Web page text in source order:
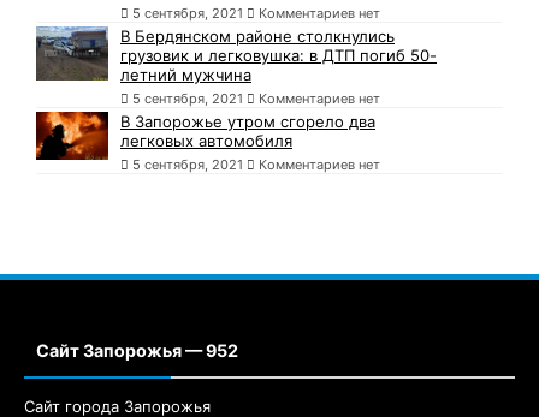
5 сентября, 2021 Комментариев нет
В Бердянском районе столкнулись
грузовик и легковушка: в ДТП погиб 50-
летний мужчина
5 сентября, 2021 Комментариев нет
В Запорожье утром сгорело два
легковых автомобиля
5 сентября, 2021 Комментариев нет
Сайт Запорожья — 952
Сайт города Запорожья